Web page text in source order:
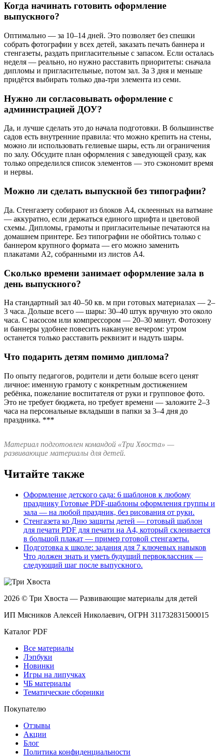
Когда начинать готовить оформление
выпускного?
Оптимально — за 10–14 дней. Это позволяет без спешки
собрать фотографии у всех детей, заказать печать баннера и
стенгазеты, раздать пригласительные с запасом. Если осталась
неделя — реально, но нужно расставить приоритеты: сначала
дипломы и пригласительные, потом зал. За 3 дня и меньше
придётся выбирать только два-три элемента из семи.
Нужно ли согласовывать оформление с
администрацией ДОУ?
Да, и лучше сделать это до начала подготовки. В большинстве
садов есть внутренние правила: что можно крепить на стены,
можно ли использовать гелиевые шары, есть ли ограничения
по залу. Обсудите план оформления с заведующей сразу, как
только определился список элементов — это сэкономит время
и нервы.
Можно ли сделать выпускной без типографии?
Да. Стенгазету собирают из блоков А4, склеенных на ватмане
— аккуратно, если держаться единого шрифта и цветовой
схемы. Дипломы, грамоты и пригласительные печатаются на
домашнем принтере. Без типографии не обойтись только с
баннером крупного формата — его можно заменить
плакатами А2, собранными из листов А4.
Сколько времени занимает оформление зала в
день выпускного?
На стандартный зал 40–50 кв. м при готовых материалах — 2–
3 часа. Дольше всего — шары: 30–40 штук вручную это около
часа. С насосом или компрессором — 20–30 минут. Фотозону
и баннеры удобнее повесить накануне вечером: утром
останется только расставить реквизит и надуть шары.
Что подарить детям помимо диплома?
По опыту педагогов, родители и дети больше всего ценят
личное: именную грамоту с конкретным достижением
ребёнка, пожелание воспитателя от руки и групповое фото.
Это не требует бюджета, но требует времени — заложите 2–3
часа на персональные вкладыши в папки за 3–4 дня до
праздника. ***
Материал подготовлен командой «Три Хвоста» —
развивающие материалы для детей.
Читайте также
Оформление детского сада: 6 шаблонов к любому
празднику Готовые PDF-шаблоны оформления группы и
зала — на любой праздник, без рисования от руки.
Стенгазета ко Дню защиты детей — готовый шаблон
для печати PDF для печати на А4, который склеивается
в большой плакат — пример готовой стенгазеты.
Подготовка к школе: задания для 7 ключевых навыков
Что должен знать и уметь будущий первоклассник —
следующий шаг после выпускного.
2026 © Три Хвоста — Развивающие материалы для детей
ИП Мясников Алексей Николаевич, ОГРН 311732831500015
Каталог PDF
Все материалы
Лэпбуки
Новинки
Игры на липучках
ЧБ материалы
Тематические сборники
Покупателю
Отзывы
Акции
Блог
Политика конфиденциальности